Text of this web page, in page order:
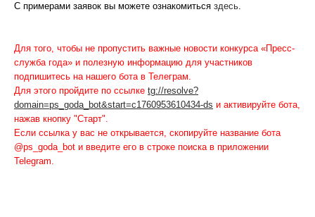
С примерами заявок вы можете ознакомиться здесь.
Для того, чтобы не пропустить важные новости конкурса «Пресс-
служба года» и полезную информацию для участников
подпишитесь на нашего бота в Телеграм.
Для этого пройдите по ссылке tg://resolve?
domain=ps_goda_bot&start=c1760953610434-ds и активируйте бота,
нажав кнопку "Старт".
Если ссылка у вас не открывается, скопируйте название бота
@ps_goda_bot и введите его в строке поиска в приложении
Telegram.